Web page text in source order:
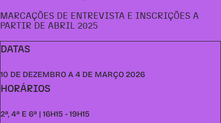
MARCAÇÕES DE ENTREVISTA E INSCRIÇÕES A
PARTIR DE ABRIL 2025
DATAS
10 DE DEZEMBRO A 4 DE MARÇO 2026
HORÁRIOS
2ª, 4ª E 6ª | 16H15 - 19H15